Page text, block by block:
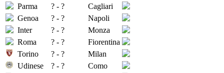
Parma
? - ?
Cagliari
Genoa
? - ?
Napoli
Inter
? - ?
Monza
Roma
? - ?
Fiorentina
Torino
? - ?
Milan
Udinese
? - ?
Como